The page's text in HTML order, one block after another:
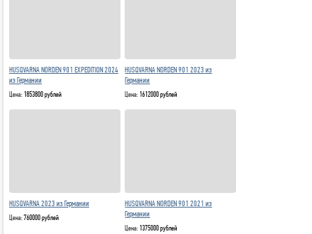
HUSQVARNA NORDEN 901 EXPEDITION 2024
из Германии
Цена: 1853800 рублей
HUSQVARNA NORDEN 901 2023 из
Германии
Цена: 1612000 рублей
HUSQVARNA 2023 из Германии
Цена:760000 рублей
HUSQVARNA NORDEN 901 2021 из
Германии
Цена: 1375000 рублей